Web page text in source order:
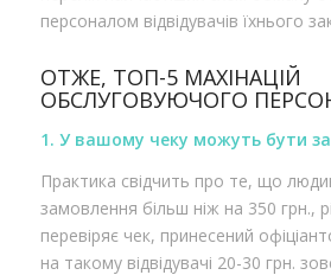
персоналом відвідувачів їхнього
ОТЖЕ, ТОП-5 МАХІНАЦІЙ
ОБСЛУГОВУЮЧОГО
1. У вашому чеку можуть бути
Практика свідчить про те, що
замовлення більш ніж на 350 грн.,
перевіряє чек, принесений
на такому відвідувачі 20-30 грн.